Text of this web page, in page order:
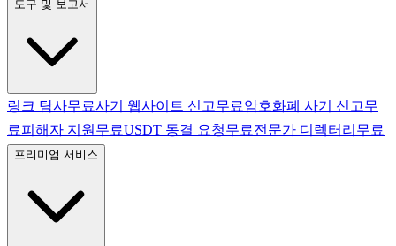
도구 및 보고서
링크 탐사무료사기 웹사이트 신고무료암호화폐 사기 신고무
료피해자 지원 무료USDT 동결 요청무료전문가 디렉터리 무료
프리미엄 서비스